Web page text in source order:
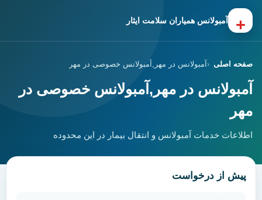
+ آمبولانس همیاران سلامت ایثار
صفحه اصلی آمبولانس در مهر,آمبولانس خصوصی در مهر
آمبولانس در مهر,آمبولانس خصوصی در
مهر
اطلاعات خدمات آمبولانس و انتقال بیمار در این محدوده
پیش از درخواست